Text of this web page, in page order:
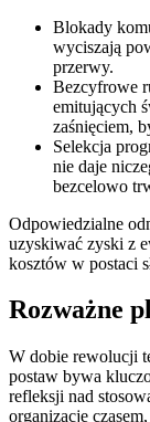
Blokady
wyciszają
przerwy.
Bezcyfrowe
emitujących
zaśnięciem,
Selekcja
nie daje
bezcelowo
Odpowiedzialne
uzyskiwać zyski z
kosztów w postaci
Rozważne
W dobie rewolucji
postaw bywa
refleksji nad
organizację